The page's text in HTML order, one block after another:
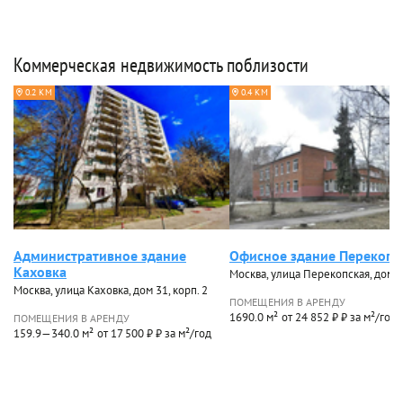
Коммерческая недвижимость поблизости
0.2 КМ
Административное здание
Каховка
Москва, улица Каховка, дом 31, корп. 2
ПОМЕЩЕНИЯ В АРЕНДУ
159.9—340.0 м² от 17 500 ₽ ₽ за м²/год
0.4 КМ
Офисное здание
Москва, улица Перекопская, дом
ПОМЕЩЕНИЯ В АРЕНДУ
1690.0 м² от 24 852 ₽ ₽ за м²/год